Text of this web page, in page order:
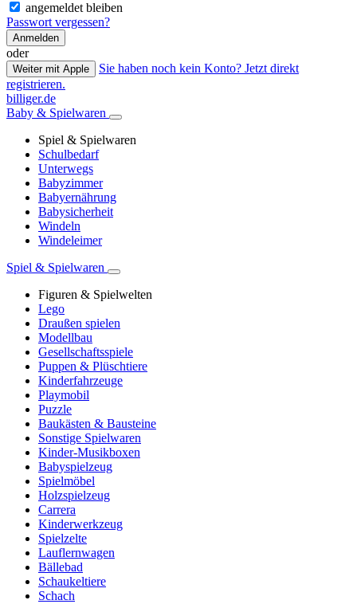
angemeldet bleiben
Passwort vergessen?
Anmelden
oder
Weiter mit Apple
Sie haben noch kein Konto? Jetzt direkt
registrieren.
billiger.de
Baby & Spielwaren
Spiel & Spielwaren
Schulbedarf
Unterwegs
Babyzimmer
Babyernährung
Babysicherheit
Windeln
Windeleimer
Spiel & Spielwaren
Figuren & Spielwelten
Lego
Draußen spielen
Modellbau
Gesellschaftsspiele
Puppen & Plüschtiere
Kinderfahrzeuge
Playmobil
Puzzle
Baukästen & Bausteine
Sonstige Spielwaren
Kinder-Musikboxen
Babyspielzeug
Spielmöbel
Holzspielzeug
Carrera
Kinderwerkzeug
Spielzelte
Lauflernwagen
Bällebad
Schaukeltiere
Schach